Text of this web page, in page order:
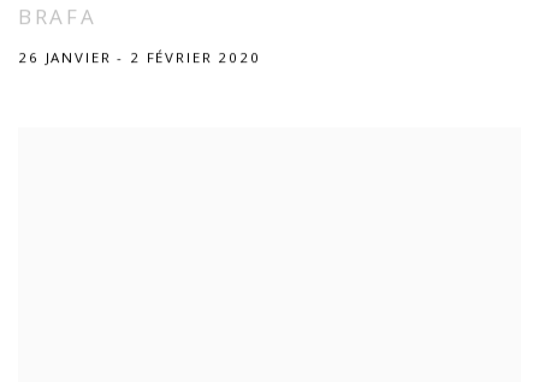
BRAFA
26 JANVIER - 2 FÉVRIER 2020